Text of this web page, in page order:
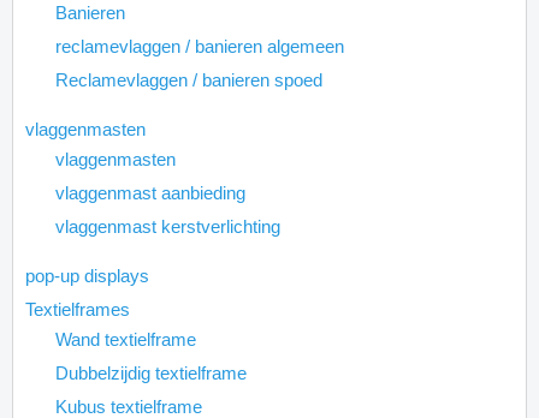
Banieren
reclamevlaggen / banieren algemeen
Reclamevlaggen / banieren spoed
vlaggenmasten
vlaggenmasten
vlaggenmast aanbieding
vlaggenmast kerstverlichting
pop-up displays
Textielframes
Wand textielframe
Dubbelzijdig textielframe
Kubus textielframe